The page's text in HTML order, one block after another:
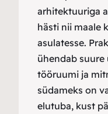
arhitektuuriga
hästi nii maale
asulatesse.
ühendab suure
tööruumi ja
südameks on
elutuba, kust